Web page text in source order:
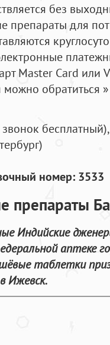
без
препараты для
Master Card или
обратиться
бесплатный),
номер: 3533
препараты
Индийские
аптеке
таблетки
Ижевск.